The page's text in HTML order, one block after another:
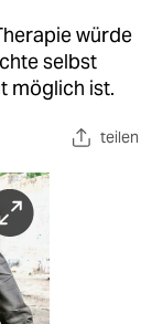
würde
selbst
möglich ist.
teilen